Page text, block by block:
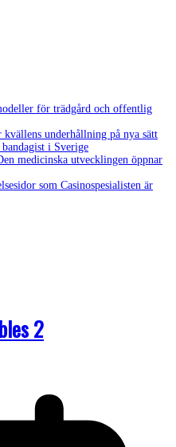
för trädgård och offentlig
underhållning på nya sätt
i Sverige
medicinska utvecklingen öppnar
som Casinospesialisten är
2